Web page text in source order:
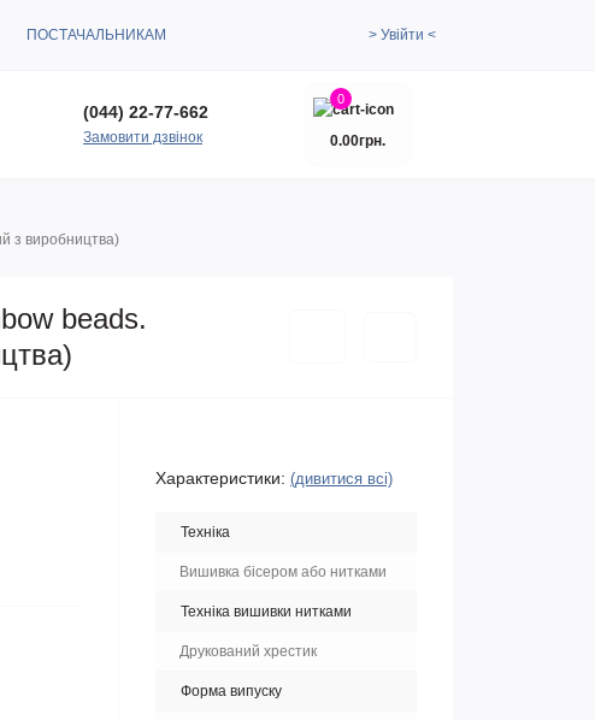
ПОСТАЧАЛЬНИКАМ > Увійти <
(044) 22-77-662
Замовити дзвінок
0
0.00грн.
з виробництва)
beads.
Характеристики: (дивитися всі)
Техніка
Вишивка бісером або нитками
Техніка вишивки нитками
Друкований хрестик
Форма випуску